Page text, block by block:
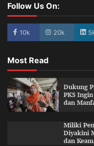
Follow Us On:
10k 20k
Most Read
Dukung
PKS
dan
Miliki
Diyakini
dan